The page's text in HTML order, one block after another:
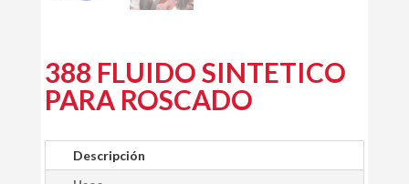
388 FLUIDO SINTETICO
PARA ROSCADO
Descripción